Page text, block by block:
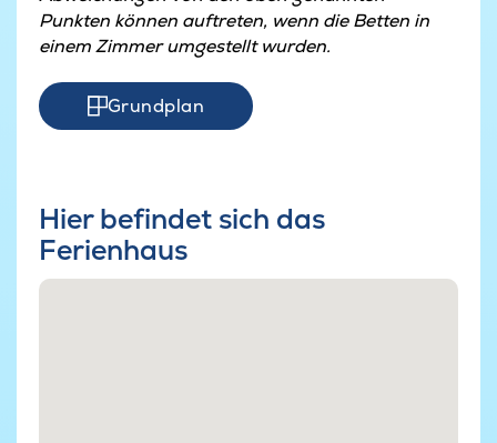
Punkten können auftreten, wenn die Betten in
einem Zimmer umgestellt wurden.
Grundplan
Hier befindet sich das
Ferienhaus